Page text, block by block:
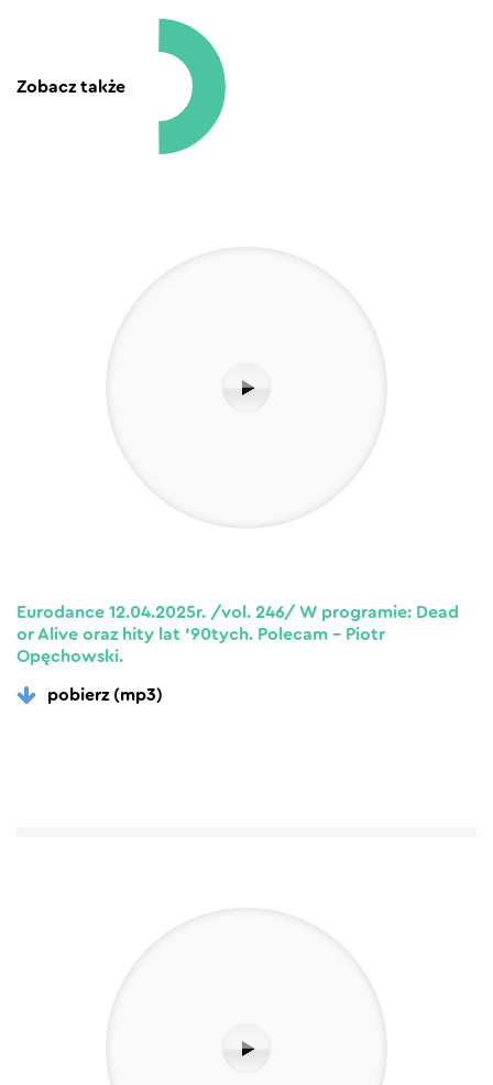
Zobacz także
Eurodance 12.04.2025r. /vol. 246/ W programie: Dead
or Alive oraz hity lat ’90tych. Polecam – Piotr
Opęchowski.
pobierz (mp3)